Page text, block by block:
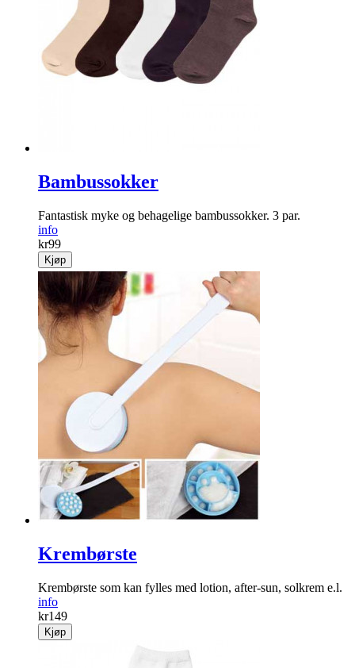
Bambussokker
Fantastisk myke og behagelige bambussokker. 3 par.
info
kr99
Kjøp
Krembørste
Krembørste som kan fylles med lotion, after-sun, solkrem e.l.
info
kr149
Kjøp